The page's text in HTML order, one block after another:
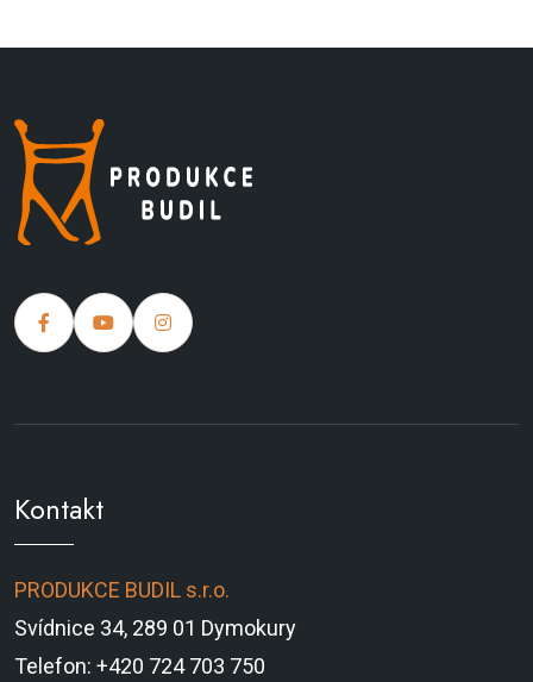
Kontakt
PRODUKCE BUDIL s.r.o.
Svídnice 34, 289 01 Dymokury
Telefon: +420 724 703 750